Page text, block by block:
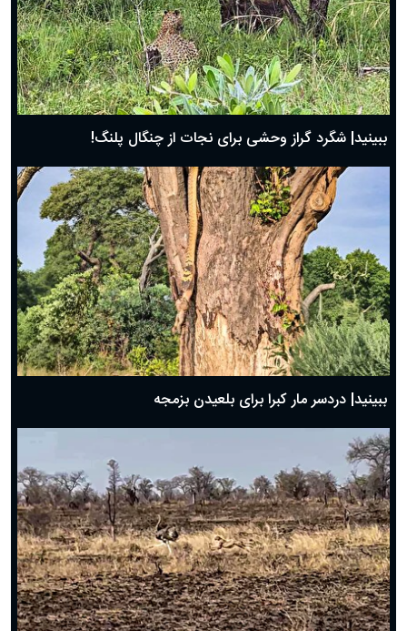
ببینید| شگرد گراز وحشی برای نجات از چنگال پلنگ!
ببینید| دردسر مار کبرا برای بلعیدن بزمجه